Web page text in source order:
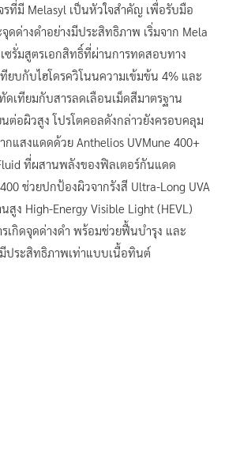
รที่มี Melasyl เป็นหัวใจสำคัญ เพื่อรับมือ
ด่างดำอย่างมีประสิทธิภาพ เริ่มจาก Mela
ซรั่มสูตรเอกสิทธิ์ที่ผ่านการทดสอบทาง
ยบกับไฮโดรควิโนนความเข้มข้น 4% และ
เทียมกับสารลดเลือนเม็ดสีมาตรฐาน
ต่อผิวสูง โปรโตคอลดังกล่าวยังครอบคลุม
กแสงแดดด้วย Anthelios UVMune 400+
ที่ผสานพลังของฟิลเตอร์กันแดด
ช่วยปกป้องผิวจากรังสี Ultra-Long UVA
สูง High-Energy Visible Light (HEVL)
เกิดจุดด่างดำ พร้อมช่วยฟื้นบำรุง และ
ประสิทธิภาพเท่าแบบเนื้อทินต์